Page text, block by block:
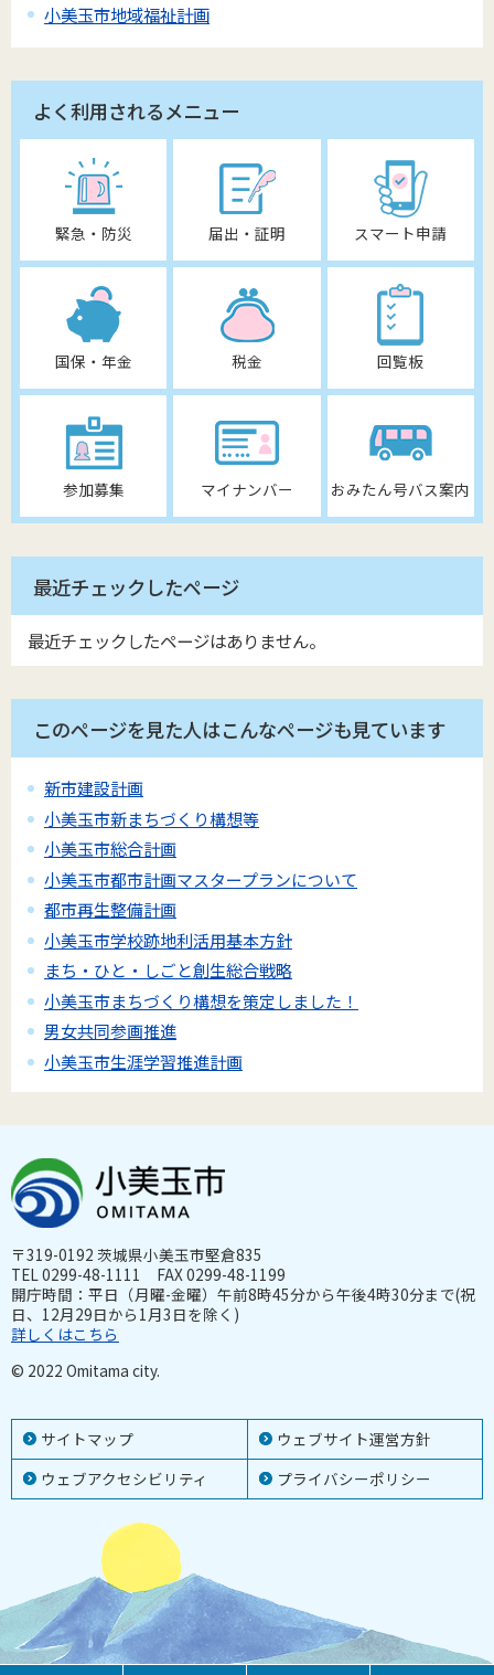
小美玉市地域福祉計画
よく利用されるメニュー
緊急・防災 届出・証明 スマート申請
国保・年金 税金 回覧板
参加募集 マイナンバー おみたん号バス案内
最近チェックしたページ
最近チェックしたページはありません。
このページを見た人はこんなページも見ています
新市建設計画
小美玉市新まちづくり構想等
小美玉市総合計画
小美玉市都市計画マスタープランについて
都市再生整備計画
小美玉市学校跡地利活用基本方針
まち・ひと・しごと創生総合戦略
小美玉市まちづくり構想を策定しました！
男女共同参画推進
小美玉市生涯学習推進計画
サイトマップ
ウェブサイト運営方針
ウェブアクセシビリティ
プライバシーポリシー
〒319-0192 茨城県小美玉市堅倉835
TEL 0299-48-1111 FAX 0299-48-1199
開庁時間：平日（月曜-金曜）午前8時45分から午後4時30分まで(祝
日、12月29日から1月3日を除く)
詳しくはこちら
© 2022 Omitama city.